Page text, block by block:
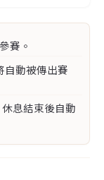
賽。
自動被傳出賽
息結束後自動